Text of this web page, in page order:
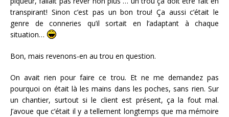
transpirant! Sinon c’est pas un bon trou! Ça aussi c’était le
genre de conneries qu’il sortait en l’adaptant à chaque
situation…
Bon, mais revenons-en au trou en question.
On avait rien pour faire ce trou. Et ne me demandez pas
pourquoi on était là les mains dans les poches, sans rien. Sur
un chantier, surtout si le client est présent, ça la fout mal.
J’avoue que c’était il y a tellement longtemps que ma mémoire